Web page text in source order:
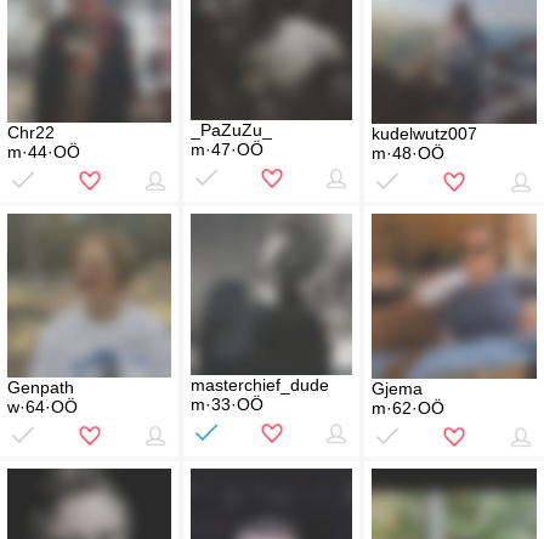
Chr22
m·44·OÖ
_PaZuZu_
m·47·OÖ
kudelwutz007
m·48·OÖ
Genpath
w·64·OÖ
masterchief_dude
m·33·OÖ
Gjema
m·62·OÖ